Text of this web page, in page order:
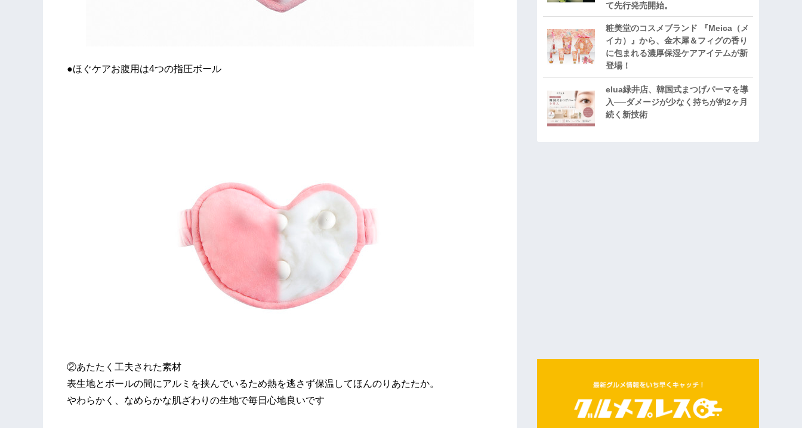
●ほぐケアお腹用は4つの指圧ボール
②あたたく工夫された素材
表生地とボールの間にアルミを挟んでいるため熱を逃さず保温してほんのりあたたか。
やわらかく、なめらかな肌ざわりの生地で毎日心地良いです
て先行発売開始。
粧美堂のコスメブランド 『Meica（メ
イカ）』から、金木犀＆フィグの香り
に包まれる濃厚保湿ケアアイテムが新
登場！
elua緑井店、韓国式まつげパーマを導
入──ダメージが少なく持ちが約2ヶ月
続く新技術